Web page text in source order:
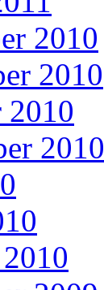
2010
2010
2010
2010